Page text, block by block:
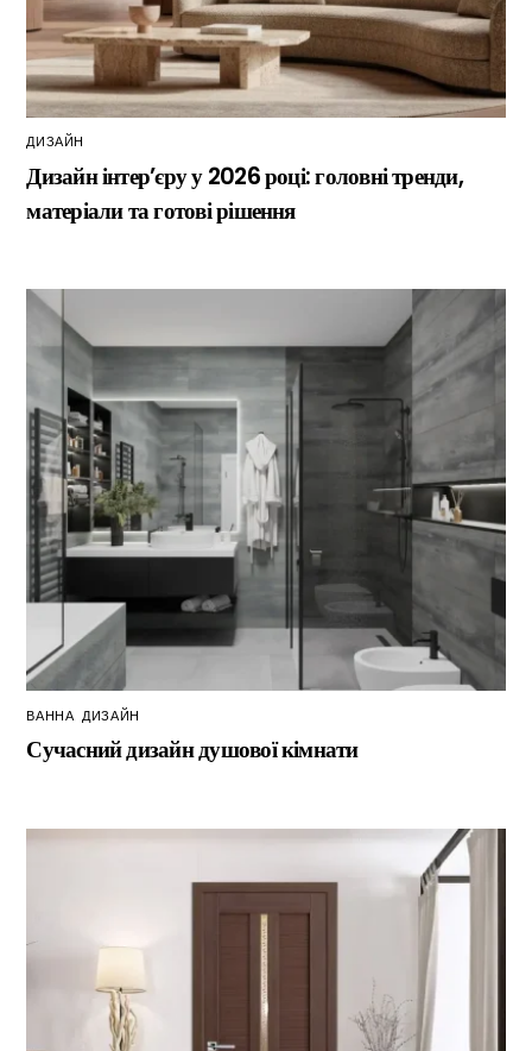
ДИЗАЙН
Дизайн інтер’єру у 2026 році: головні тренди,
матеріали та готові рішення
ВАННА ДИЗАЙН
Сучасний дизайн душової кімнати